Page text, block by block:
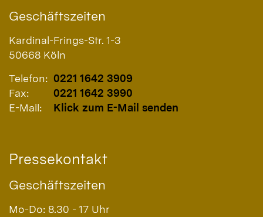
Geschäftszeiten
Kardinal-Frings-Str. 1-3
50668 Köln
Telefon: 0221 1642 3909
Fax:
0221 1642 3990
E-Mail:
Klick zum E-Mail senden
Pressekontakt
Geschäftszeiten
Mo-Do: 8.30 - 17 Uhr